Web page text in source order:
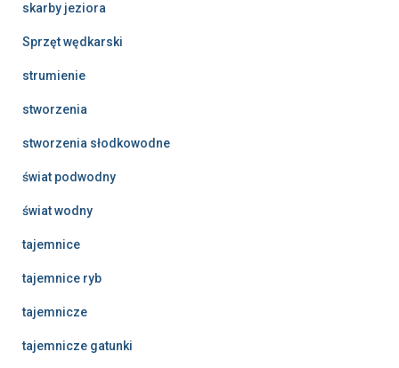
skarby jeziora
Sprzęt wędkarski
strumienie
stworzenia
stworzenia słodkowodne
świat podwodny
świat wodny
tajemnice
tajemnice ryb
tajemnicze
tajemnicze gatunki